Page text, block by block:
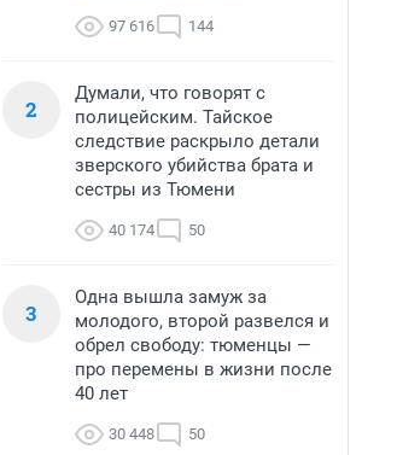
97 616 144
2
Думали, что говорят с
полицейским. Тайское
следствие раскрыло детали
зверского убийства брата и
сестры из Тюмени
40 174 50
3
Одна вышла замуж за
молодого, второй развелся и
обрел свободу: тюменцы —
про перемены в жизни после
40 лет
30 448 50